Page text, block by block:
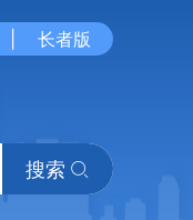
长者版
搜索